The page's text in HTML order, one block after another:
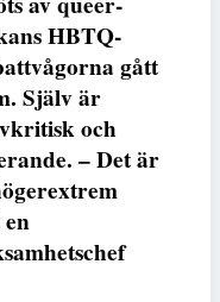
HBTQ-
gått
Själv är
och
– Det är